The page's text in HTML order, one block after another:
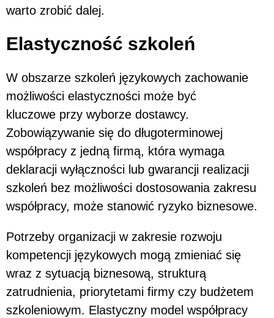
warto zrobić dalej.
Elastyczność szkoleń
W obszarze szkoleń językowych zachowanie
możliwości elastyczności może być
kluczowe przy wyborze dostawcy.
Zobowiązywanie się do długoterminowej
współpracy z jedną firmą, która wymaga
deklaracji wyłączności lub gwarancji realizacji
szkoleń bez możliwości dostosowania zakresu
współpracy, może stanowić ryzyko biznesowe.
Potrzeby organizacji w zakresie rozwoju
kompetencji językowych mogą zmieniać się
wraz z sytuacją biznesową, strukturą
zatrudnienia, priorytetami firmy czy budżetem
szkoleniowym. Elastyczny model współpracy